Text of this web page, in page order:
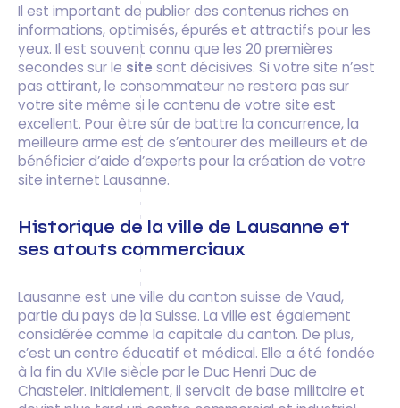
Il est important de publier des contenus riches en
informations, optimisés, épurés et attractifs pour les
yeux. Il est souvent connu que les 20 premières
secondes sur le site sont décisives. Si votre site n’est
pas attirant, le consommateur ne restera pas sur
votre site même si le contenu de votre site est
excellent. Pour être sûr de battre la concurrence, la
meilleure arme est de s’entourer des meilleurs et de
bénéficier d’aide d’experts pour la création de votre
site internet Lausanne.
Historique de la ville de Lausanne et
ses atouts commerciaux
Lausanne est une ville du canton suisse de Vaud,
partie du pays de la Suisse. La ville est également
considérée comme la capitale du canton. De plus,
c’est un centre éducatif et médical. Elle a été fondée
à la fin du XVIIe siècle par le Duc Henri Duc de
Chasteler. Initialement, il servait de base militaire et